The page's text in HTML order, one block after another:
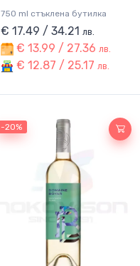
750 ml стъклена бутилка
€ 17.49 / 34.21 лв.
€ 13.99 / 27.36 лв.
€ 12.87 / 25.17 лв.
-20%